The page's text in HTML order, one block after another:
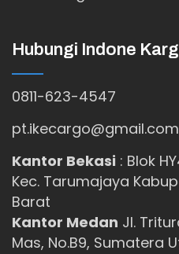
Hubungi Indone
0811-623-4547
pt.ikecargo@gmail.com
Kantor Bekasi : Blok
Kec. Tarumajaya
Barat
Kantor Medan Jl.
Mas, No.B9, Sumatera